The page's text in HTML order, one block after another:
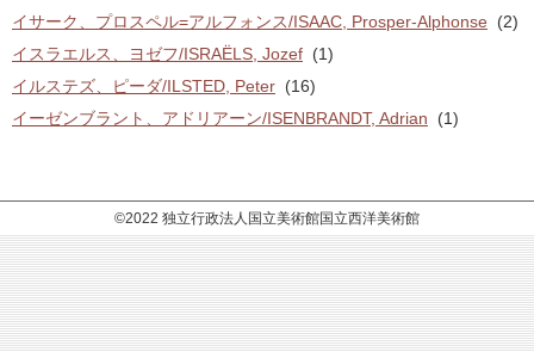
イサーク、プロスペル=アルフォンス/ISAAC, Prosper-Alphonse (2)
イスラエルス、ヨゼフ/ISRAËLS, Jozef (1)
イルステズ、ピーダ/ILSTED, Peter (16)
イーゼンブラント、アドリアーン/ISENBRANDT, Adrian (1)
©2022 独立行政法人国立美術館国立西洋美術館